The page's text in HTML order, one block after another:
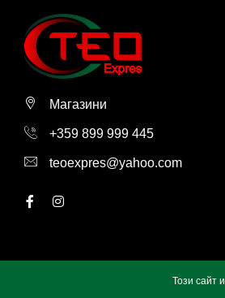
Магазини
+359 899 999 445
teoexpres@yahoo.com
Този сайт